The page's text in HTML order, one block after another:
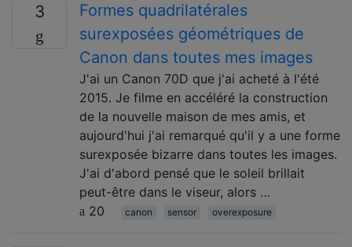
3
Formes quadrilatérales
surexposées géométriques de
Canon dans toutes mes images
J'ai un Canon 70D que j'ai acheté à l'été
2015. Je filme en accéléré la construction
de la nouvelle maison de mes amis, et
aujourd'hui j'ai remarqué qu'il y a une forme
surexposée bizarre dans toutes les images.
J'ai d'abord pensé que le soleil brillait
peut-être dans le viseur, alors …
20
canon sensor overexposure